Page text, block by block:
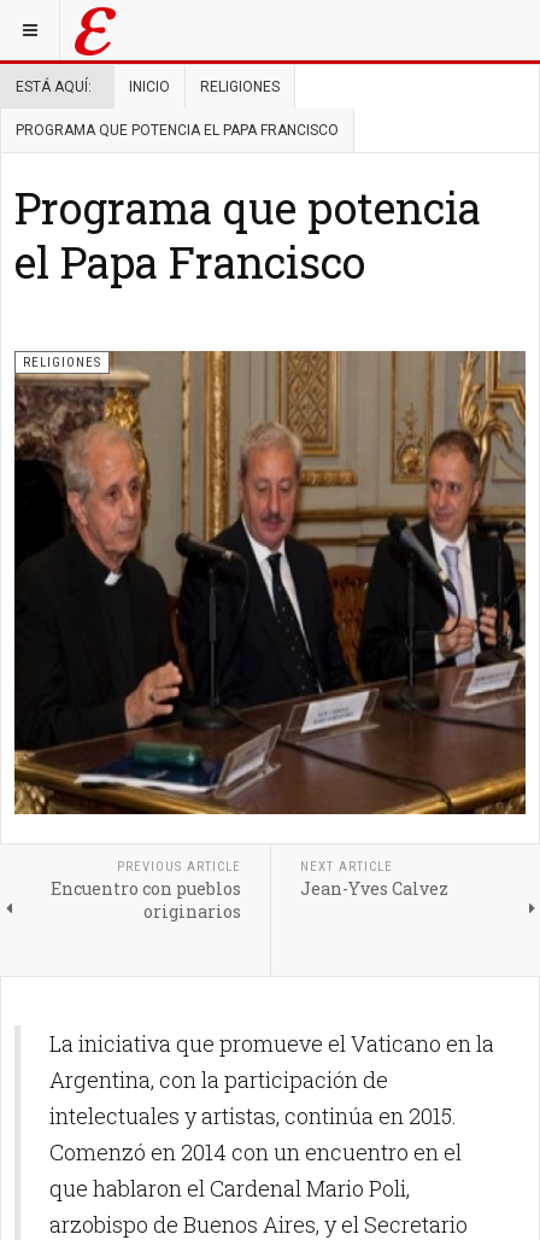
ESTÁ AQUÍ: INICIO RELIGIONES
PROGRAMA QUE POTENCIA EL PAPA FRANCISCO
Programa que potencia
el Papa Francisco
RELIGIONES
PREVIOUS ARTICLE
Encuentro con pueblos
originarios
NEXT ARTICLE
Jean-Yves Calvez
La iniciativa que promueve el Vaticano en la
Argentina, con la participación de
intelectuales y artistas, continúa en 2015.
Comenzó en 2014 con un encuentro en el
que hablaron el Cardenal Mario Poli,
arzobispo de Buenos Aires, y el Secretario